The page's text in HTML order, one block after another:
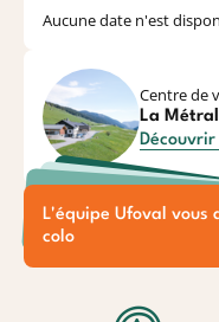
Aucune date n'est
Centre de
La
L'équipe Ufoval vous
colo